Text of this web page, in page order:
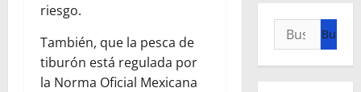
riesgo.
También, que la pesca de
tiburón está regulada por
la Norma Oficial Mexicana
Buscar: